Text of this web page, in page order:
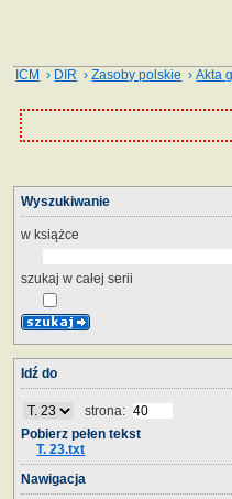
ICM › DIR ›Zasoby polskie ›Akta
Wyszukiwanie
w książce
szukaj w całej serii
Idź do
strona:
Pobierz pełen tekst
T. 23.txt
Nawigacja